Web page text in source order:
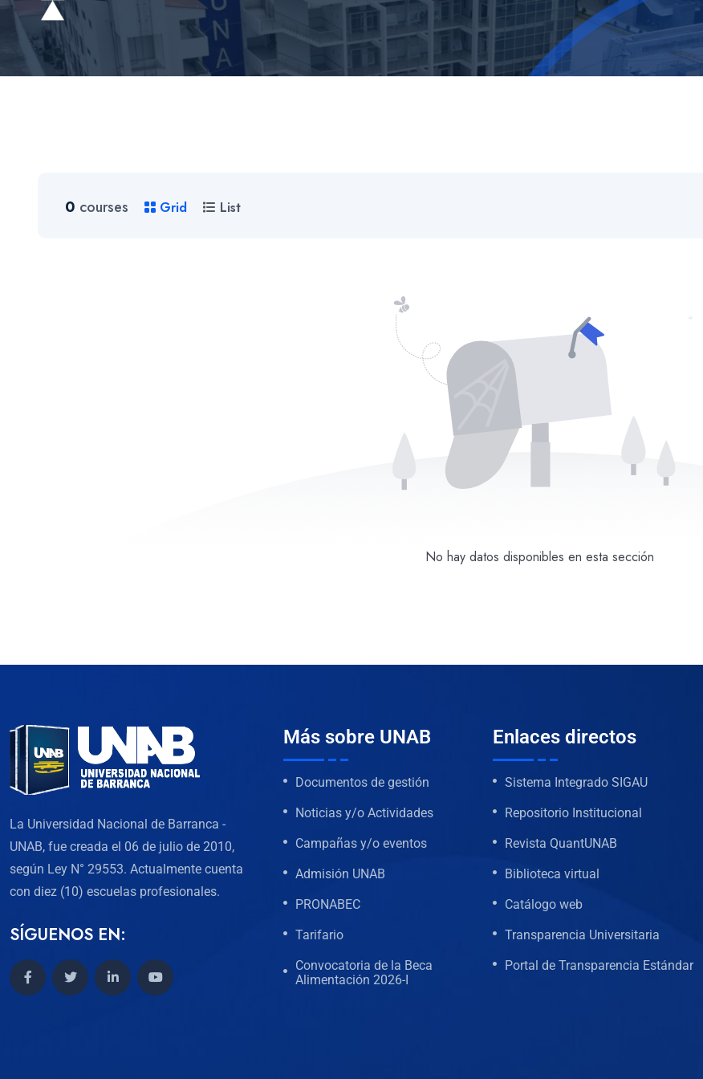
0 courses Grid List
No hay datos disponibles en esta sección
La Universidad Nacional de Barranca -
UNAB, fue creada el 06 de julio de 2010,
según Ley N° 29553. Actualmente cuenta
con diez (10) escuelas profesionales.
SÍGUENOS EN:
Más sobre UNAB
Documentos de gestión
Noticias y/o Actividades
Campañas y/o eventos
Admisión UNAB
PRONABEC
Tarifario
Convocatoria de la Beca
Alimentación 2026-I
Enlaces directos
Sistema Integrado SIGAU
Repositorio Institucional
Revista QuantUNAB
Biblioteca virtual
Catálogo web
Transparencia Universitaria
Portal de Transparencia Estándar